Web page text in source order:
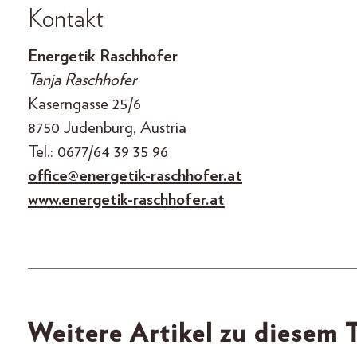
Kontakt
Energetik Raschhofer
Tanja Raschhofer
Kaserngasse 25/6
8750 Judenburg, Austria
Tel.: 0677/64 39 35 96
office@energetik-raschhofer.at
www.energetik-raschhofer.at
Weitere Artikel zu diesem